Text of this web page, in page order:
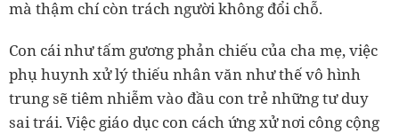
mà thậm chí còn trách người không đổi chỗ.
Con cái như tấm gương phản chiếu của cha mẹ, việc
phụ huynh xử lý thiếu nhân văn như thế vô hình
trung sẽ tiêm nhiễm vào đầu con trẻ những tư duy
sai trái. Việc giáo dục con cách ứng xử nơi công cộng